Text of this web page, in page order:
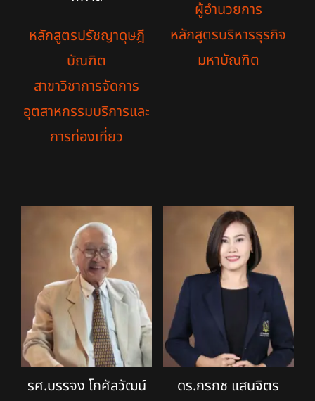
หลักสูตรปรัชญาดุษฎี
บัณฑิต
สาขาวิชาการจัดการ
อุตสาหกรรมบริการและ
การท่องเที่ยว
ผู้อำนวยการ
หลักสูตรบริหารธุรกิจ
มหาบัณฑิต
รศ.บรรจง โกศัลวัฒน์
ดร.กรกช แสนจิตร